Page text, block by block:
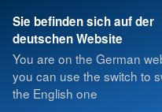
Sie befinden sich auf der
deutschen Website
You are on the German
you can use the switch to
the English one